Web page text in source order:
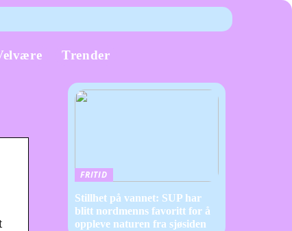
Trender
FRITID
Stillhet på vannet: SUP har
blitt nordmenns favoritt for å
oppleve naturen fra sjøsiden